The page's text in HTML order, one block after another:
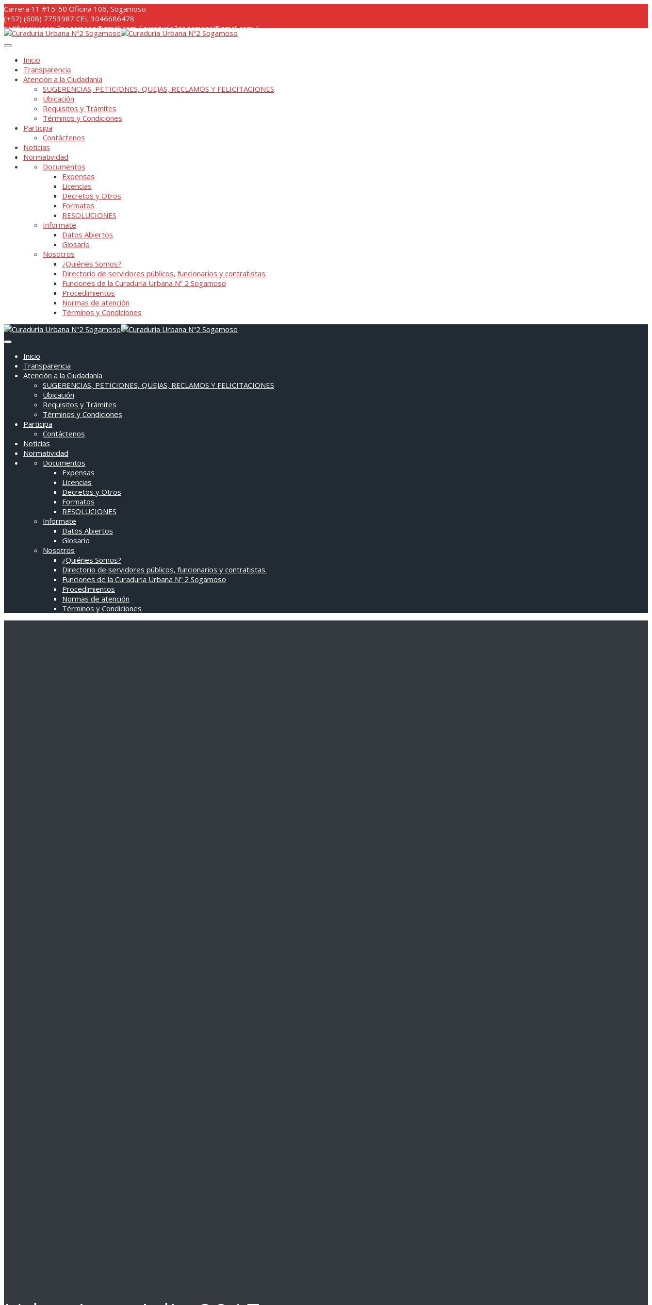
Skip
to
content
Carrera 11 #15-50 Oficina 106, Sogamoso
(+57) (608) 7753987 CEL 3046686478
notificacionescu2sogamoso@gmail.com / curaduria2sogamoso@gmail.com /
Inicio
Transparencia
Atención a la Ciudadanía
SUGERENCIAS, PETICIONES, QUEJAS, RECLAMOS Y FELICITACIONES
Ubicación
Requisitos y Trámites
Términos y Condiciones
Participa
Contáctenos
Noticias
Normatividad
Documentos
Expensas
Licencias
Decretos y Otros
Formatos
RESOLUCIONES
Informate
Datos Abiertos
Glosario
Nosotros
¿Quiénes Somos?
Directorio de servidores públicos, funcionarios y contratistas.
Funciones de la Curaduria Urbana Nº 2 Sogamoso
Procedimientos
Normas de atención
Términos y Condiciones
Inicio
Transparencia
Atención a la Ciudadanía
SUGERENCIAS, PETICIONES, QUEJAS, RECLAMOS Y FELICITACIONES
Ubicación
Requisitos y Trámites
Términos y Condiciones
Participa
Contáctenos
Noticias
Normatividad
Documentos
Expensas
Licencias
Decretos y Otros
Formatos
RESOLUCIONES
Informate
Datos Abiertos
Glosario
Nosotros
¿Quiénes Somos?
Directorio de servidores públicos, funcionarios y contratistas.
Funciones de la Curaduria Urbana Nº 2 Sogamoso
Procedimientos
Normas de atención
Términos y Condiciones